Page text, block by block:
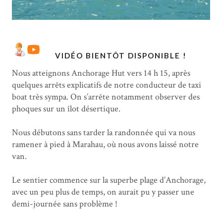
VIDÉO BIENTÔT DISPONIBLE !
Nous atteignons Anchorage Hut vers 14 h 15, après
quelques arrêts explicatifs de notre conducteur de taxi
boat très sympa. On s’arrête notamment observer des
phoques sur un îlot désertique.
Nous débutons sans tarder la randonnée qui va nous
ramener à pied à Marahau, où nous avons laissé notre
van.
Le sentier commence sur la superbe plage d’Anchorage,
avec un peu plus de temps, on aurait pu y passer une
demi-journée sans problème !